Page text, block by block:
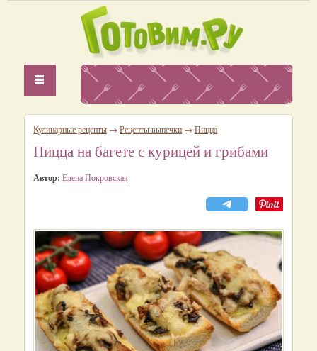
Кулинарные рецепты → Рецепты выпечки → Пицца
Пицца на багете с курицей и грибами
Автор: Елена Покровская